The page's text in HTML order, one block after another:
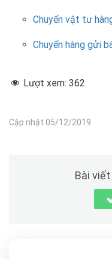
Chuyển vật tư
Chuyển hàng gửi
Lượt xem: 362
Cập nhật 05/12/2019
Bài